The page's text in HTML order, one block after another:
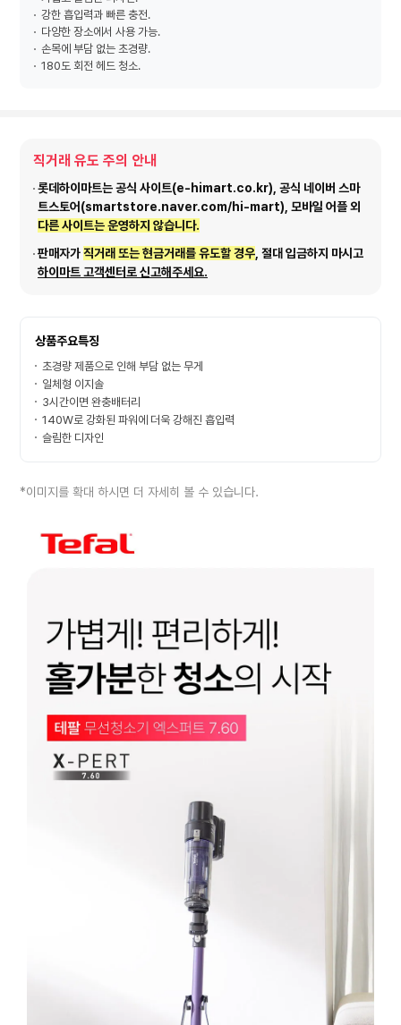
강한 흡입력과 빠른 충전.
다양한 장소에서 사용 가능.
손목에 부담 없는 초경량.
180도 회전 헤드 청소.
직거래 유도 주의 안내
롯데하이마트는 공식 사이트(e-himart.co.kr), 공식 네이버 스마
트스토어(smartstore.naver.com/hi-mart), 모바일 어플 외
다른 사이트는 운영하지 않습니다.
판매자가직거래 또는 현금거래를 유도할 경우 , 절대 입금하지 마시고
하이마트 고객센터로 신고해주세요.
상품주요특징
초경량 제품으로 인해 부담 없는 무게
일체형 이지솔
3시간이면 완충배터리
140W로 강화된 파워에 더욱 강해진 흡입력
슬림한 디자인
*이미지를 확대 하시면 더 자세히 볼 수 있습니다.